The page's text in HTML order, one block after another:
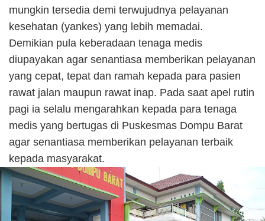
mungkin tersedia demi terwujudnya pelayanan
kesehatan (yankes) yang lebih memadai.
Demikian pula keberadaan tenaga medis
diupayakan agar senantiasa memberikan pelayanan
yang cepat, tepat dan ramah kepada para pasien
rawat jalan maupun rawat inap. Pada saat apel rutin
pagi ia selalu mengarahkan kepada para tenaga
medis yang bertugas di Puskesmas Dompu Barat
agar senantiasa memberikan pelayanan terbaik
kepada masyarakat.